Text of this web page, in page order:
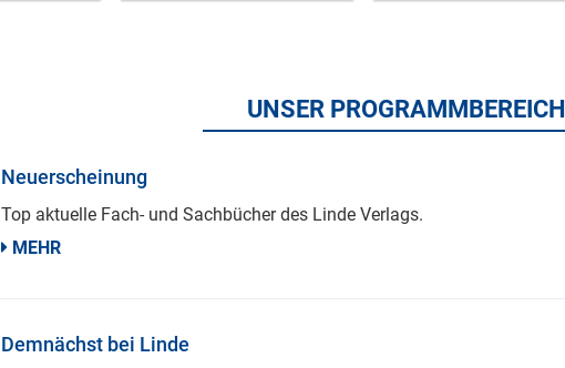
UNSER
Neuerscheinung
Top aktuelle Fach- und Sachbücher des Linde Verlags.
MEHR
Demnächst bei Linde